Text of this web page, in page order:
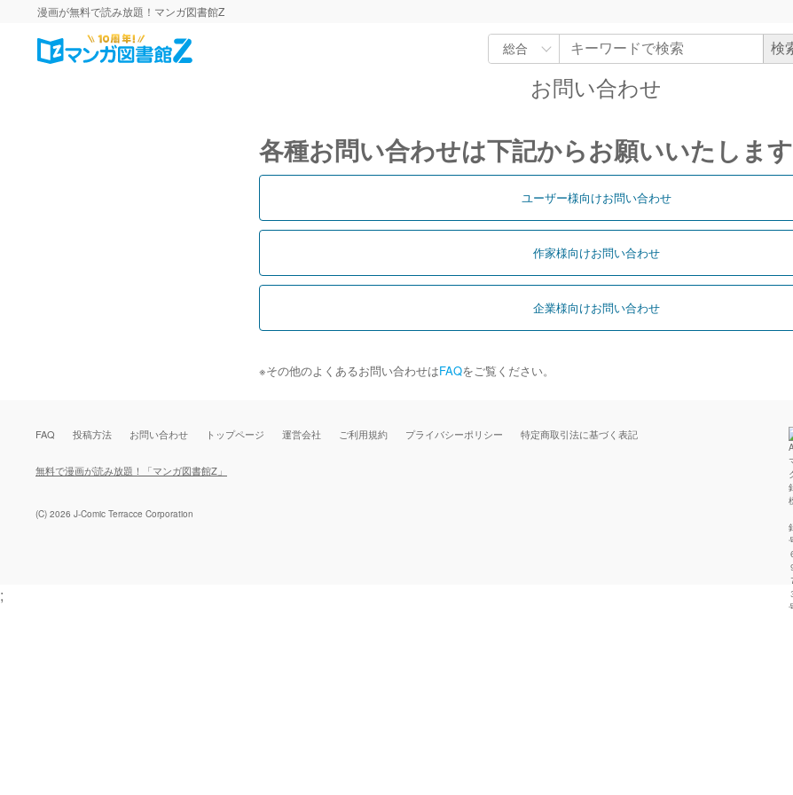
漫画が無料で読み放題！マンガ図書館Z
お問い合わせ
各種お問い合わせは下記からお願いいたします
ユーザー様向けお問い合わせ
作家様向けお問い合わせ
企業様向けお問い合わせ
※その他のよくあるお問い合わせはFAQをご覧ください。
FAQ 投稿方法 お問い合わせ トップページ 運営会社 ご利用規約 プライバシーポリシー 特定商取引法に基づく表記
無料で漫画が読み放題！「マンガ図書館Z」
(C) 2026 J-Comic Terracce Corporation
;